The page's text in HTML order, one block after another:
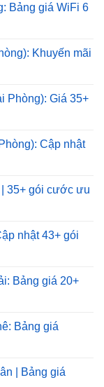
Bảng giá WiFi 6
Khuyến mãi
Phòng): Giá 35+
Cập nhật
35+ gói cước ưu
nhật 43+ gói
Bảng giá 20+
Bảng giá
| Bảng giá